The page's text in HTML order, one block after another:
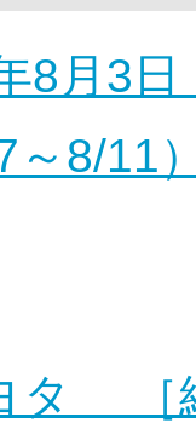
8月3
～8/11
タ ［